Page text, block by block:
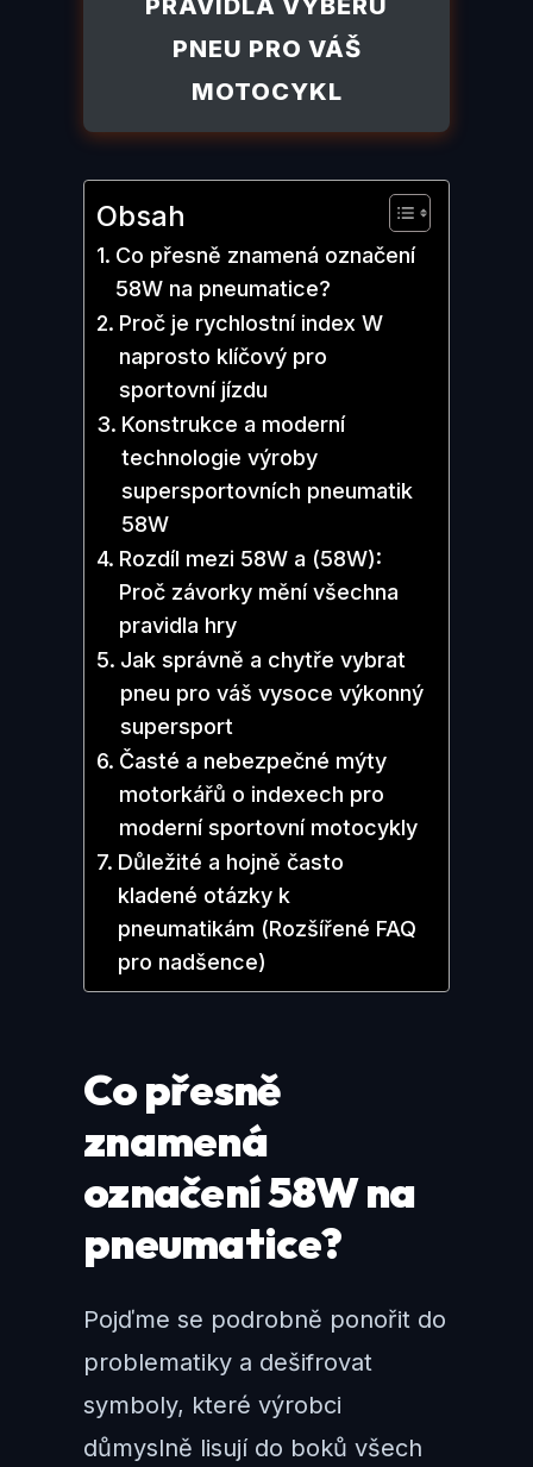
PRAVIDLA VÝBĚRU
PNEU PRO VÁŠ
MOTOCYKL
Obsah
Co přesně znamená označení
58W na pneumatice?
Proč je rychlostní index W
naprosto klíčový pro
sportovní jízdu
Konstrukce a moderní
technologie výroby
supersportovních pneumatik
58W
Rozdíl mezi 58W a (58W):
Proč závorky mění všechna
pravidla hry
Jak správně a chytře vybrat
pneu pro váš vysoce výkonný
supersport
Časté a nebezpečné mýty
motorkářů o indexech pro
moderní sportovní motocykly
Důležité a hojně často
kladené otázky k
pneumatikám (Rozšířené FAQ
pro nadšence)
Co přesně
znamená
označení 58W na
pneumatice?
Pojďme se podrobně ponořit do
problematiky a dešifrovat
symboly, které výrobci
důmyslně lisují do boků všech